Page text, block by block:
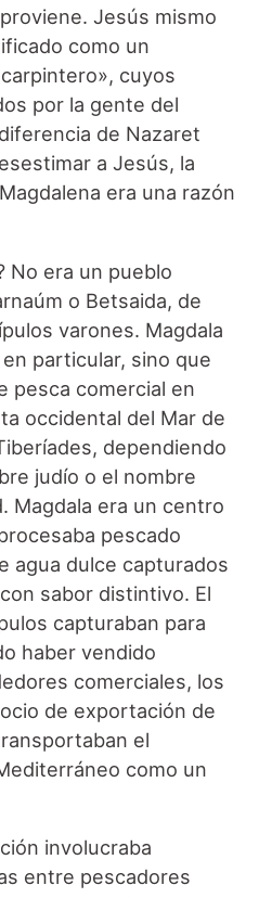
Jesús mismo
como un
cuyos
por la gente del
de Nazaret
a Jesús, la
era una razón
No era un pueblo
o Betsaida, de
varones. Magdala
particular, sino que
pesca comercial en
occidental del Mar de
dependiendo
judío o el nombre
Magdala era un centro
pescado
agua dulce capturados
sabor distintivo. El
capturaban para
haber vendido
comerciales, los
de exportación de
el
como un
involucraba
entre pescadores